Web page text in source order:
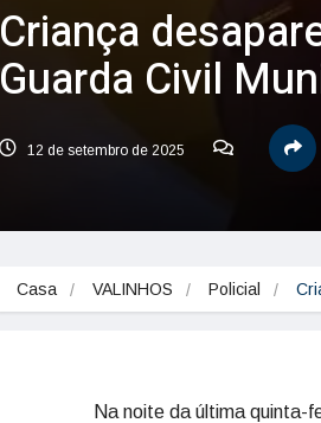
Criança
Guarda Civil
12 de setembro de 2025
Casa VALINHOS Policial
Na noite da última quinta-